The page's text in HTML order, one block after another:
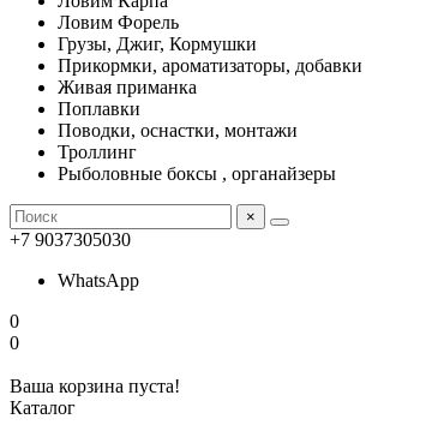
Ловим Форель
Грузы, Джиг, Кормушки
Прикормки, ароматизаторы, добавки
Живая приманка
Поплавки
Поводки, оснастки, монтажи
Троллинг
Рыболовные боксы , органайзеры
×
+7 9037305030
WhatsApp
0
0
Ваша корзина пуста!
Каталог